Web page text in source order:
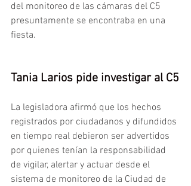
del monitoreo de las cámaras del C5
presuntamente se encontraba en una
fiesta.
Tania Larios pide investigar al C5
La legisladora afirmó que los hechos
registrados por ciudadanos y difundidos
en tiempo real debieron ser advertidos
por quienes tenían la responsabilidad
de vigilar, alertar y actuar desde el
sistema de monitoreo de la Ciudad de